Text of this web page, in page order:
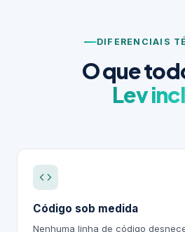
DIFERENCIAIS
O que
Lev
Código sob medida
Nenhuma linha de código